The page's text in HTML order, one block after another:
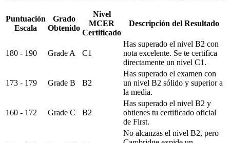
Puntuación
Escala
Grado
Obtenido
Nivel
MCER
Certificado
Descripción del Resultado
180 - 190 Grade A C1
Has superado el nivel B2 con
nota excelente. Se te certifica
directamente un nivel C1.
173 - 179 Grade B B2
Has superado el examen con
un nivel B2 sólido y superior a
la media.
160 - 172 Grade C B2
Has superado el nivel B2 y
obtienes tu certificado oficial
de First.
No alcanzas el nivel B2, pero